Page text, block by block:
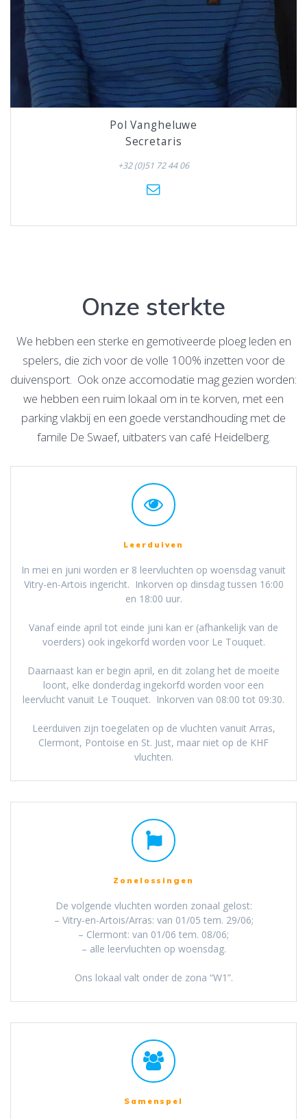
Pol Vangheluwe
Secretaris
+32 (0)51 72 44 06
Onze sterkte
We hebben een sterke en gemotiveerde ploeg leden en
spelers, die zich voor de volle 100% inzetten voor de
duivensport. Ook onze accomodatie mag gezien worden:
we hebben een ruim lokaal om in te korven, met een
parking vlakbij en een goede verstandhouding met de
famile De Swaef, uitbaters van café Heidelberg.
Leerduiven
In mei en juni worden er 8 leervluchten op woensdag vanuit
Vitry-en-Artois ingericht. Inkorven op dinsdag tussen 16:00
en 18:00 uur.
Vanaf einde april tot einde juni kan er (afhankelijk van de
voerders) ook ingekorfd worden voor Le Touquet.
Daarnaast kan er begin april, en dit zolang het de moeite
loont, elke donderdag ingekorfd worden voor een
leervlucht vanuit Le Touquet. Inkorven van 08:00 tot 09:30.
Leerduiven zijn toegelaten op de vluchten vanuit Arras,
Clermont, Pontoise en St. Just, maar niet op de KHF
vluchten.
Zonelossingen
De volgende vluchten worden zonaal gelost:
– Vitry-en-Artois/Arras: van 01/05 tem. 29/06;
– Clermont: van 01/06 tem. 08/06;
– alle leervluchten op woensdag.
Ons lokaal valt onder de zona “W1”.
Samenspel